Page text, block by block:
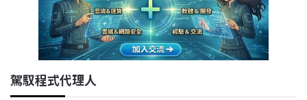
駕馭程式代理人